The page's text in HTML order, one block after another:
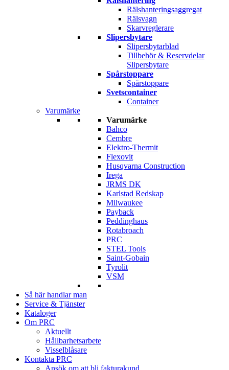
Rälshanteringsaggregat
Rälsvagn
Skarvreglerare
Slipersbytare
Slipersbytarblad
Tillbehör & Reservdelar
Slipersbytare
Spårstoppare
Spårstoppare
Svetscontainer
Container
Varumärke
Varumärke
Bahco
Cembre
Elektro-Thermit
Flexovit
Husqvarna Construction
Irega
JRMS DK
Karlstad Redskap
Milwaukee
Payback
Peddinghaus
Rotabroach
PRC
STEL Tools
Saint-Gobain
Tyrolit
VSM
Så här handlar man
Service & Tjänster
Kataloger
Om PRC
Aktuellt
Hållbarhetsarbete
Visselblåsare
Kontakta PRC
Ansök om att bli fakturakund